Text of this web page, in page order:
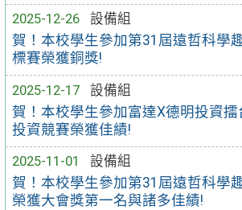
2025-12-26
設備組
賀！本校學生參加第31屆遠哲科學
標賽榮獲銅獎!
2025-12-17
設備組
賀！本校學生參加富達X德明投資
投資競賽榮獲佳績!
2025-11-01
設備組
賀！本校學生參加第31屆遠哲科學
榮獲大會獎第一名與諸多佳績!